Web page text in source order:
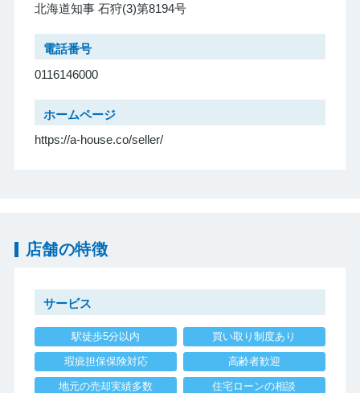
北海道知事 石狩(3)第8194号
電話番号
0116146000
ホームページ
https://a-house.co/seller/
店舗の特徴
サービス
駅徒歩5分以内 買い取り制度あり
瑕疵担保保険対応 高齢者歓迎
地元の売却実績多数 住宅ローンの相談